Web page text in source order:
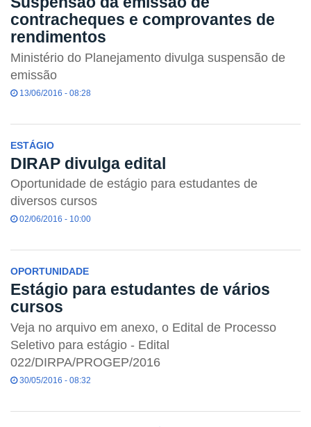
contracheques e comprovantes de
rendimentos
Ministério do Planejamento divulga suspensão de
emissão
13/06/2016 - 08:28
ESTÁGIO
DIRAP divulga edital
Oportunidade de estágio para estudantes de
diversos cursos
02/06/2016 - 10:00
OPORTUNIDADE
Estágio para estudantes de vários
cursos
Veja no arquivo em anexo, o Edital de Processo
Seletivo para estágio - Edital
022/DIRPA/PROGEP/2016
30/05/2016 - 08:32